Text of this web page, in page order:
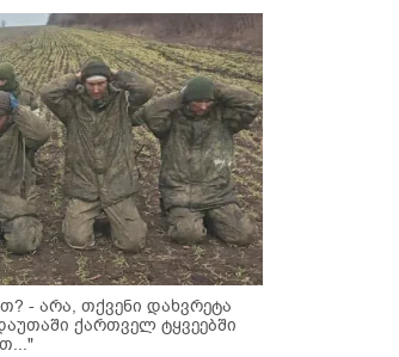
- არა, თქვენი დახვრეტა
ქართველ ტყვეებში